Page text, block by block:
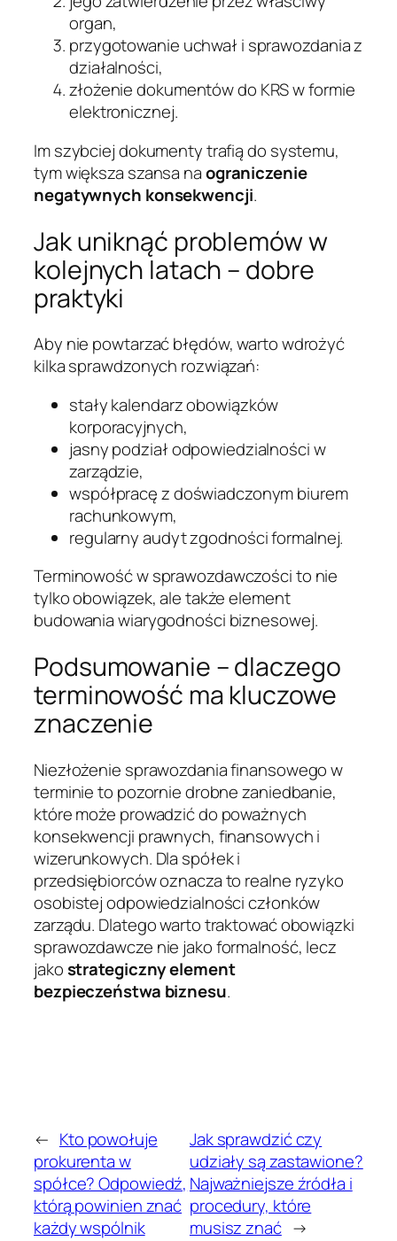
organ,
przygotowanie uchwał i sprawozdania z
działalności,
złożenie dokumentów do KRS w formie
elektronicznej.
Im szybciej dokumenty trafią do systemu,
tym większa szansa naograniczenie
negatywnych konsekwencji.
Jak uniknąć problemów w
kolejnych latach – dobre
praktyki
Aby nie powtarzać błędów, warto wdrożyć
kilka sprawdzonych rozwiązań:
stały kalendarz obowiązków
korporacyjnych,
jasny podział odpowiedzialności w
zarządzie,
współpracę z doświadczonym biurem
rachunkowym,
regularny audyt zgodności formalnej.
Terminowość w sprawozdawczości to nie
tylko obowiązek, ale także element
budowania wiarygodności biznesowej.
Podsumowanie – dlaczego
terminowość ma kluczowe
znaczenie
Niezłożenie sprawozdania finansowego w
terminie to pozornie drobne zaniedbanie,
które może prowadzić do poważnych
konsekwencji prawnych, finansowych i
wizerunkowych. Dla spółek i
przedsiębiorców oznacza to realne ryzyko
osobistej odpowiedzialności członków
zarządu. Dlatego warto traktować obowiązki
sprawozdawcze nie jako formalność, lecz
jakostrategiczny element
bezpieczeństwa biznesu.
← Kto powołuje
prokurenta w
spółce? Odpowiedź,
którą powinien znać
każdy wspólnik
Jak sprawdzić czy
udziały są zastawione?
Najważniejsze źródła i
procedury, które
musisz znać →